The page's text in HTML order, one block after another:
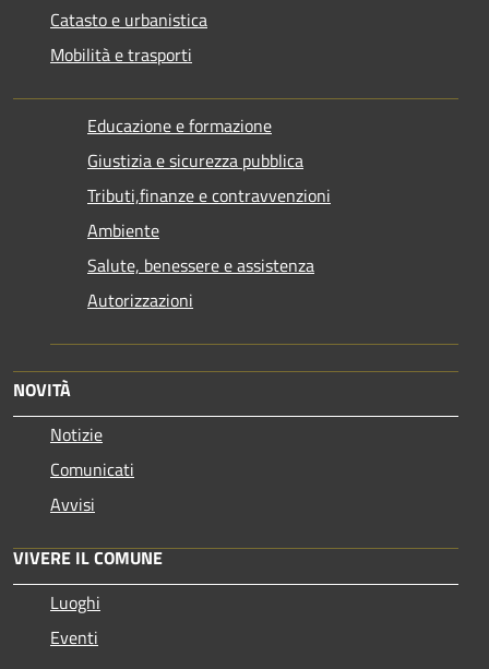
Catasto e urbanistica
Mobilità e trasporti
Educazione e formazione
Giustizia e sicurezza pubblica
Tributi,finanze e contravvenzioni
Ambiente
Salute, benessere e assistenza
Autorizzazioni
NOVITÀ
Notizie
Comunicati
Avvisi
VIVERE IL COMUNE
Luoghi
Eventi